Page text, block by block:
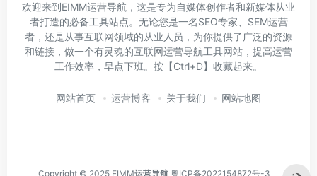
欢迎来到EIMM运营导航，这是专为自媒体创作者和新媒体从业
者打造的必备工具站点。无论您是一名SEO专家、SEM运营
者，还是从事互联网领域的从业人员，为你提供了广泛的资源
和链接，做一个有灵魂的互联网运营导航工具网站，提高运营
工作效率，早点下班。按【Ctrl+D】收藏起来。
网站首页 运营博客 关于我们 网站地图
Copyright © 2025 EIMM运营导航 粤ICP备2022154872号-3